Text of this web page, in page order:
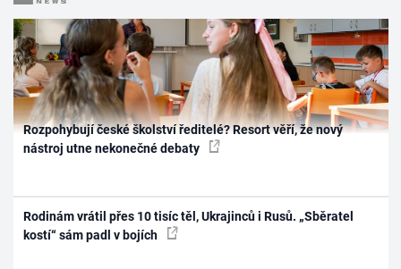
Rozpohybují české školství ředitelé? Resort věří, že nový
nástroj utne nekonečné debaty
Rodinám vrátil přes 10 tisíc těl, Ukrajinců i Rusů. „Sběratel
kostí“ sám padl v bojích